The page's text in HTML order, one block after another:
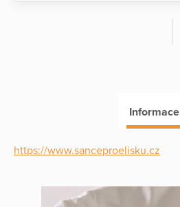
Informace
https://www.sanceproelisku.cz